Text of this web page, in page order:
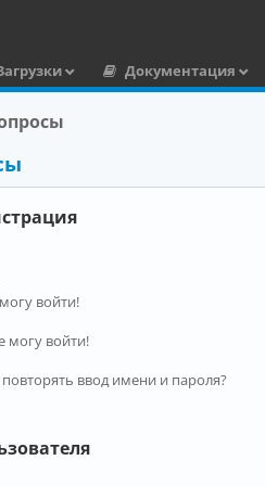
Документация
войти!
могу войти!
ввод имени и пароля?